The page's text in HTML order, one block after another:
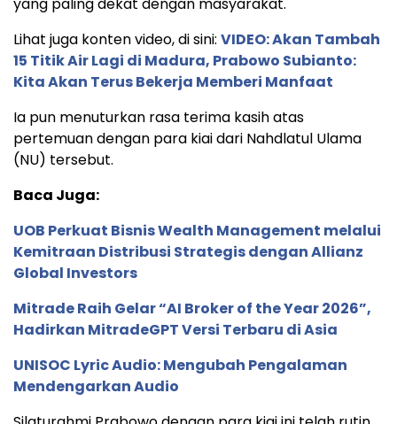
Lihat juga konten video, di sini: VIDEO: Akan Tambah
15 Titik Air Lagi di Madura, Prabowo Subianto:
Kita Akan Terus Bekerja Memberi Manfaat
Ia pun menuturkan rasa terima kasih atas
pertemuan dengan para kiai dari Nahdlatul Ulama
(NU) tersebut.
Baca Juga:
UOB Perkuat Bisnis Wealth Management melalui
Kemitraan Distribusi Strategis dengan Allianz
Global Investors
Mitrade Raih Gelar “AI Broker of the Year 2026”,
Hadirkan MitradeGPT Versi Terbaru di Asia
UNISOC Lyric Audio: Mengubah Pengalaman
Mendengarkan Audio